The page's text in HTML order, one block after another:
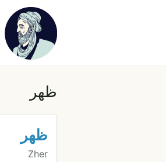
ظهر
ظهر
Zher